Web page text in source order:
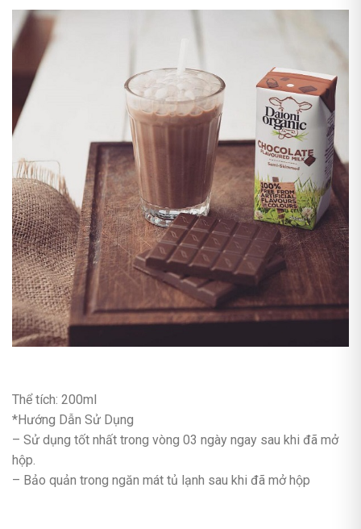
Thể tích: 200ml
*Hướng Dẫn Sử Dụng
– Sử dụng tốt nhất trong vòng 03 ngày ngay sau khi đã mở
hộp.
– Bảo quản trong ngăn mát tủ lạnh sau khi đã mở hộp